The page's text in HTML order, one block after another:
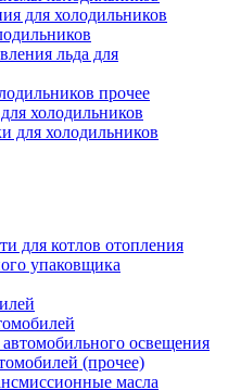
для холодильников
льда для
прочее
холодильников
для холодильников
для котлов отопления
упаковщика
освещения
(прочее)
масла